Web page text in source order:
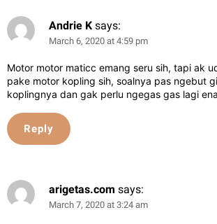
Andrie K says:
March 6, 2020 at 4:59 pm
Motor motor maticc emang seru sih, tapi ak
pake motor kopling sih, soalnya pas ngebut
koplingnya dan gak perlu ngegas gas lagi
Reply
arigetas.com says:
March 7, 2020 at 3:24 am